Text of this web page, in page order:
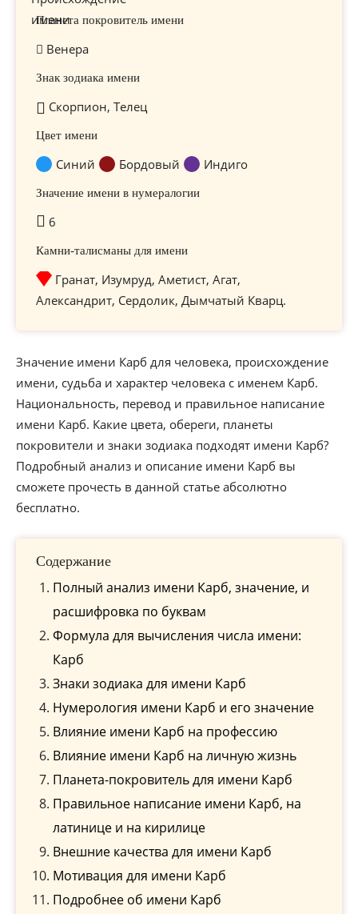
Планета покровитель имени
Венера
Знак зодиака имени
Скорпион, Телец
Цвет имени
Синий Бордовый Индиго
Значение имени в нумералогии
6
Камни-талисманы для имени
Гранат, Изумруд, Аметист, Агат,
Александрит, Сердолик, Дымчатый Кварц.
Значение имени Карб для человека, происхождение
имени, судьба и характер человека с именем Карб.
Национальность, перевод и правильное написание
имени Карб. Какие цвета, обереги, планеты
покровители и знаки зодиака подходят имени Карб?
Подробный анализ и описание имени Карб вы
сможете прочесть в данной статье абсолютно
бесплатно.
Содержание
Полный анализ имени Карб, значение, и
расшифровка по буквам
Формула для вычисления числа имени:
Карб
Знаки зодиака для имени Карб
Нумерология имени Карб и его значение
Влияние имени Карб на профессию
Влияние имени Карб на личную жизнь
Планета-покровитель для имени Карб
Правильное написание имени Карб, на
латинице и на кирилице
Внешние качества для имени Карб
Мотивация для имени Карб
Подробнее об имени Карб